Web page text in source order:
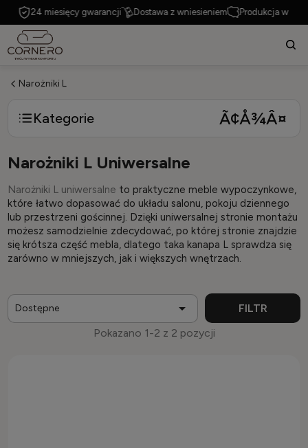
24 miesięcy gwarancji Dostawa z wniesieniem Produkcja w Polsce
Narożniki L
Kategorie
Narożniki L Uniwersalne
Narożniki L uniwersalne to praktyczne meble wypoczynkowe,
które łatwo dopasować do układu salonu, pokoju dziennego
lub przestrzeni gościnnej. Dzięki uniwersalnej stronie montażu
możesz samodzielnie zdecydować, po której stronie znajdzie
się krótsza część mebla, dlatego taka kanapa L sprawdza się
zarówno w mniejszych, jak i większych wnętrzach.
Dostępne 
FILTR
Pokazano 1-2 z 2 pozycji